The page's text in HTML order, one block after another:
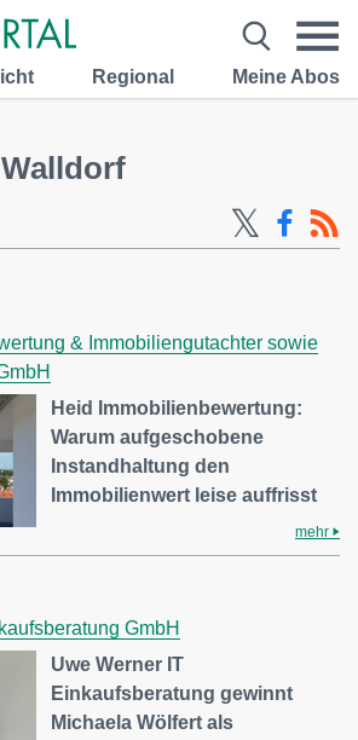
Regional Meine Abos
& Immobiliengutachter sowie
Heid Immobilienbewertung:
Warum aufgeschobene
Instandhaltung den
Immobilienwert leise auffrisst
mehr
GmbH
Uwe Werner IT
Einkaufsberatung gewinnt
Michaela Wölfert als